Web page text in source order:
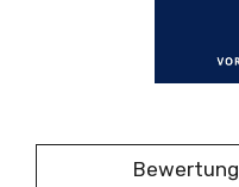
Bewertung